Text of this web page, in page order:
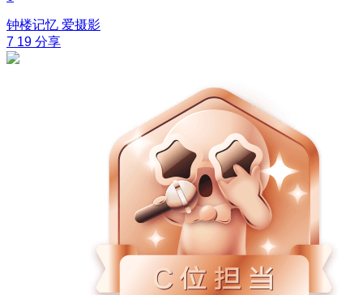
钟楼记忆 爱摄影
7 19 分享